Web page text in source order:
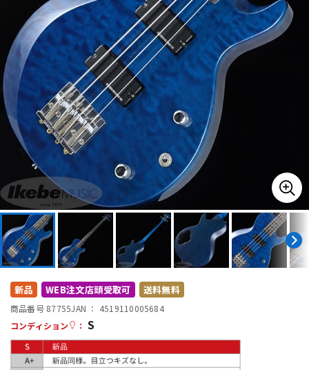
ドラム パーカッション
キーボード 電子ピアノ
管楽器 その他楽器
アンプ エフェクター
DJ機器
DTM オンライン納品 レコーディング機器
配信/ライブ機器
中古 ヴィンテージ
新品 WEB注文店頭受取可 送料無料
商品番号 87755JAN ： 4519110005684
コンディション
： S